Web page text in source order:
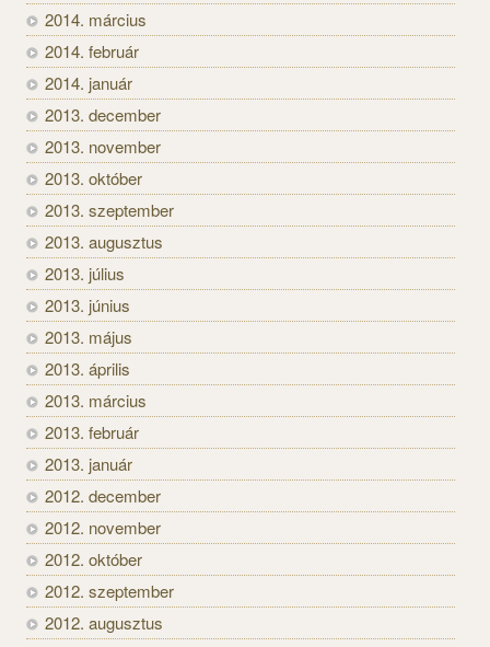
2014. március
2014. február
2014. január
2013. december
2013. november
2013. október
2013. szeptember
2013. augusztus
2013. július
2013. június
2013. május
2013. április
2013. március
2013. február
2013. január
2012. december
2012. november
2012. október
2012. szeptember
2012. augusztus